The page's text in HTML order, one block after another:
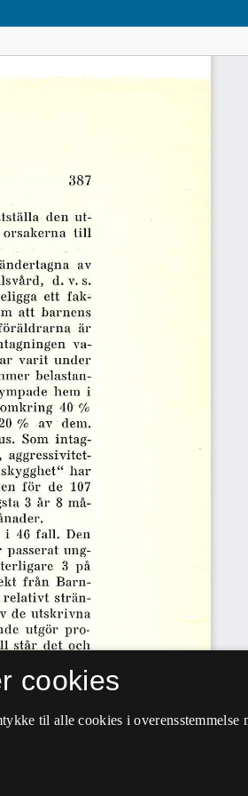
cookies
til alle cookies i overensstemmelse